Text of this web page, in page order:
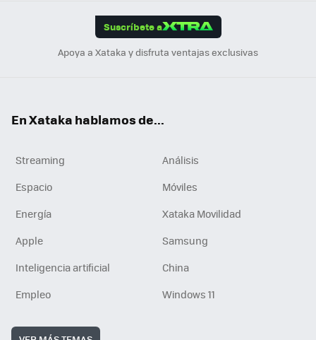
Suscríbete a
Apoya a Xataka y disfruta ventajas exclusivas
En Xataka hablamos de...
Streaming
Análisis
Espacio
Móviles
Energía
Xataka Movilidad
Apple
Samsung
Inteligencia artificial
China
Empleo
Windows 11